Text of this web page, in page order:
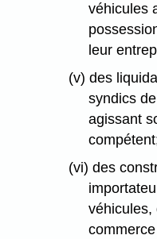
véhicules
leur
(v) des
syndics
agissant
(vi) des
véhicules,